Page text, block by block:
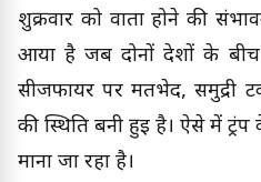
शुक्रवार को वार्ता होने की
आया है जब दोनों देशों के बीच
सीजफायर पर मतभेद, समुद्री
की स्थिति बनी हुई है। ऐसे में
माना जा रहा है।